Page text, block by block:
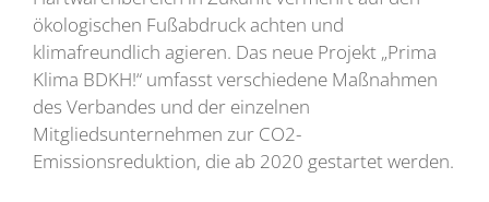
ökologischen Fußabdruck achten und
klimafreundlich agieren. Das neue Projekt „Prima
Klima BDKH!“ umfasst verschiedene Maßnahmen
des Verbandes und der einzelnen
Mitgliedsunternehmen zur CO2-
Emissionsreduktion, die ab 2020 gestartet werden.